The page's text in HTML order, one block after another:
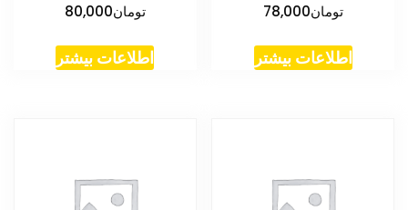
تومان78,000
اطلاعات بیشتر
تومان80,000
اطلاعات بیشتر